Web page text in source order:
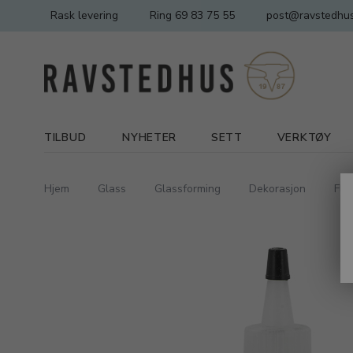
Rask levering Ring 69 83 75 55
TILBUD NYHETER SETT VERKTØY
Hjem Glass Glassforming Dekorasjon